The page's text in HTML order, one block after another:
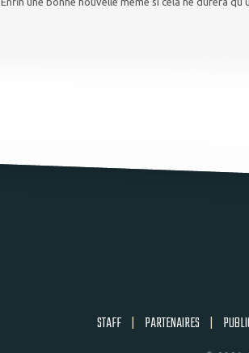
STAFF | PARTENAIRES |